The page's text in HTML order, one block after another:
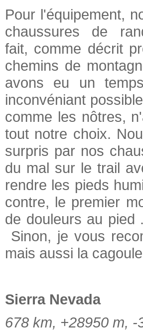
Pour l'équipement,
chaussures de
fait, comme décrit
chemins de
avons eu un
inconvéniant
comme les nôtres,
tout notre choix.
surpris par nos
du mal sur le trail
rendre les pieds
contre, le premier
de douleurs au pied
Sinon, je vous
mais aussi la
Sierra Nevada
678 km, +28950 m, -